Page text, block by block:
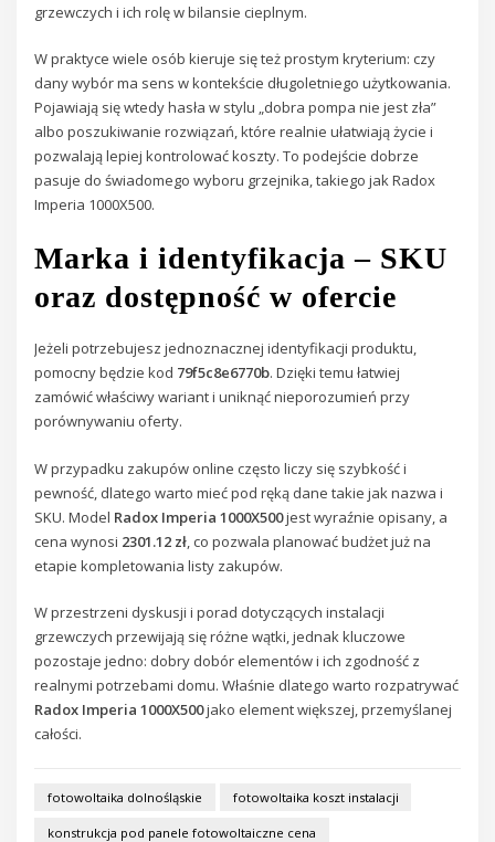
grzewczych i ich rolę w bilansie cieplnym.
W praktyce wiele osób kieruje się też prostym kryterium: czy
dany wybór ma sens w kontekście długoletniego użytkowania.
Pojawiają się wtedy hasła w stylu „dobra pompa nie jest zła”
albo poszukiwanie rozwiązań, które realnie ułatwiają życie i
pozwalają lepiej kontrolować koszty. To podejście dobrze
pasuje do świadomego wyboru grzejnika, takiego jak Radox
Imperia 1000X500.
Marka i identyfikacja – SKU
oraz dostępność w ofercie
Jeżeli potrzebujesz jednoznacznej identyfikacji produktu,
pomocny będzie kod 79f5c8e6770b. Dzięki temu łatwiej
zamówić właściwy wariant i uniknąć nieporozumień przy
porównywaniu oferty.
W przypadku zakupów online często liczy się szybkość i
pewność, dlatego warto mieć pod ręką dane takie jak nazwa i
SKU. Model Radox Imperia 1000X500jest wyraźnie opisany, a
cena wynosi 2301.12 zł, co pozwala planować budżet już na
etapie kompletowania listy zakupów.
W przestrzeni dyskusji i porad dotyczących instalacji
grzewczych przewijają się różne wątki, jednak kluczowe
pozostaje jedno: dobry dobór elementów i ich zgodność z
realnymi potrzebami domu. Właśnie dlatego warto rozpatrywać
Radox Imperia 1000X500jako element większej, przemyślanej
całości.
fotowoltaika dolnośląskie fotowoltaika koszt instalacji
konstrukcja pod panele fotowoltaiczne cena